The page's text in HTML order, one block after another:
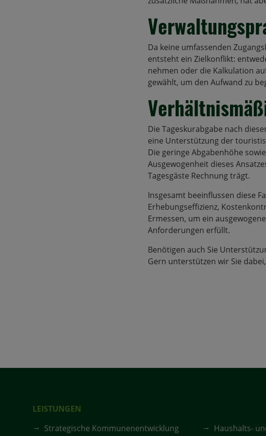
Da keine umfassenden
entsteht ein Zielkonflikt:
nehmen oder die Kalkulation
gewählt, um den Aufwand zu
Die Tageskurabgabe nach
eine Unterstützung der
Die geringe Abgabenhöhe
Ausgewogenheit dieses
Tagesgäste Rechnung trägt.
Insgesamt beeinflussen diese
Erhebungseffizienz,
Ermessen, um ein
Anforderungen erfüllt.
Benötigen auch Sie
Gern unterstützen wir Sie
LEISTUNGEN
Strategische Kommunenentwicklung
Haushalts-